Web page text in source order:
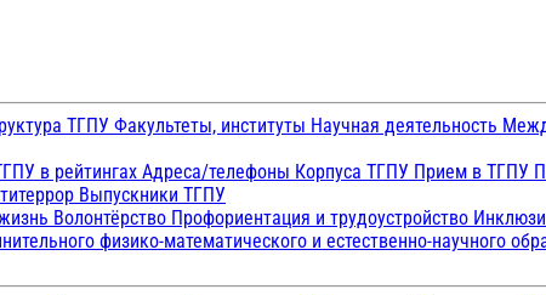
ТГПУ Факультеты, институты Научная деятельность
в рейтингах Адреса/телефоны Корпуса ТГПУ Прием в ТГПУ
Выпускники ТГПУ
Волонтёрство Профориентация и трудоустройство
физико-математического и естественно-научного